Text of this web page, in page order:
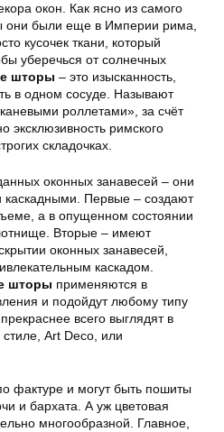
окон. Как ясно из самого
они были еще в Империи рима,
кусочек ткани, который
уберечься от солнечных
шторы – это изысканность,
в одном сосуде. Называют
роллетами», за счёт
эксклюзивность римского
складочках.
оконных занавесей – они
Первые – создают
а в опущенном состоянии
Вторые – имеют
оконных занавесей,
каскадом.
шторы применяются в
и подойдут любому типу
всего выглядят в
Art Deco, или
фактуре и могут быть пошиты
и бархата. А уж цветовая
многообразной. Главное,